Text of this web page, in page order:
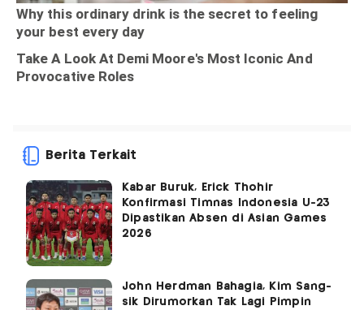
Berita Terkait
Kabar Buruk, Erick Thohir
Konfirmasi Timnas Indonesia U-23
Dipastikan Absen di Asian Games
2026
John Herdman Bahagia, Kim Sang-
sik Dirumorkan Tak Lagi Pimpin